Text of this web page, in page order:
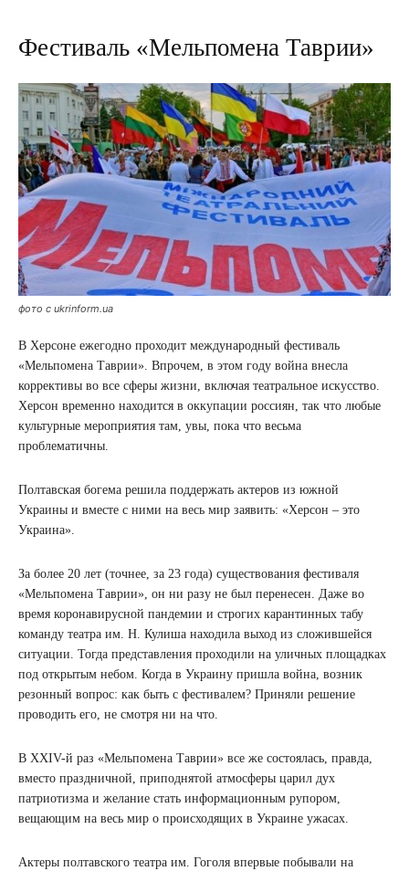
Фестиваль «Мельпомена Таврии»
фото с ukrinform.ua
В Херсоне ежегодно проходит международный фестиваль
«Мельпомена Таврии». Впрочем, в этом году война внесла
коррективы во все сферы жизни, включая театральное искусство.
Херсон временно находится в оккупации россиян, так что любые
культурные мероприятия там, увы, пока что весьма
проблематичны.
Полтавская богема решила поддержать актеров из южной
Украины и вместе с ними на весь мир заявить: «Херсон – это
Украина».
За более 20 лет (точнее, за 23 года) существования фестиваля
«Мельпомена Таврии», он ни разу не был перенесен. Даже во
время коронавирусной пандемии и строгих карантинных табу
команду театра им. Н. Кулиша находила выход из сложившейся
ситуации. Тогда представления проходили на уличных площадках
под открытым небом. Когда в Украину пришла война, возник
резонный вопрос: как быть с фестивалем? Приняли решение
проводить его, не смотря ни на что.
В XXIV-й раз «Мельпомена Таврии» все же состоялась, правда,
вместо праздничной, приподнятой атмосферы царил дух
патриотизма и желание стать информационным рупором,
вещающим на весь мир о происходящих в Украине ужасах.
Актеры полтавского театра им. Гоголя впервые побывали на